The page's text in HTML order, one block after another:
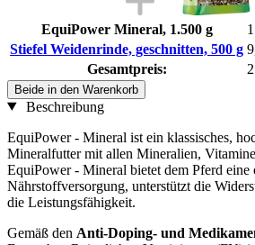
EquiPower Mineral, 1.500 g
Stiefel Weidenrinde, geschnitten, 500 g
Gesamtpreis:
Beide in den Warenkorb
Beschreibung
EquiPower - Mineral ist ein klassisches,
Mineralfutter mit allen Mineralien,
EquiPower - Mineral bietet dem Pferd eine
Nährstoffversorgung, unterstützt die
die Leistungsfähigkeit.
Gemäß den Anti-Doping- und